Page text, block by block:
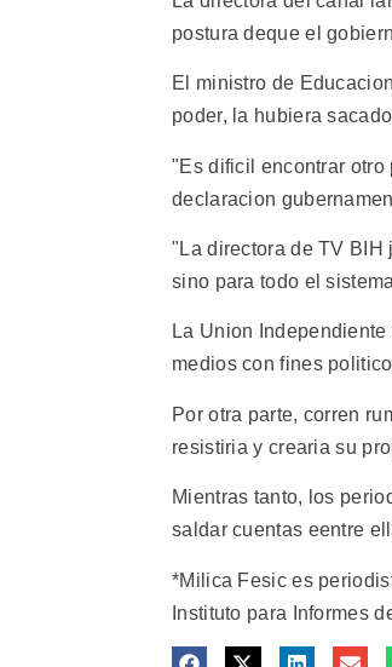
postura deque el
El ministro de
poder, la hubiera
"Es dificil encontrar otro
declaracion
"La directora de TV BIH
sino para todo el
La Union
medios con fines
Por otra parte, corren
resistiria y crearia su
Mientras tanto, los
saldar cuentas eentre
*Milica Fesic es
Instituto para Informes